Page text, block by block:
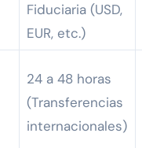
Fiduciaria (USD,
EUR, etc.)
24 a 48 horas
(Transferencias
internacionales)